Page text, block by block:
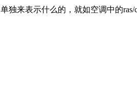
独来表示什么的，就如空调中的